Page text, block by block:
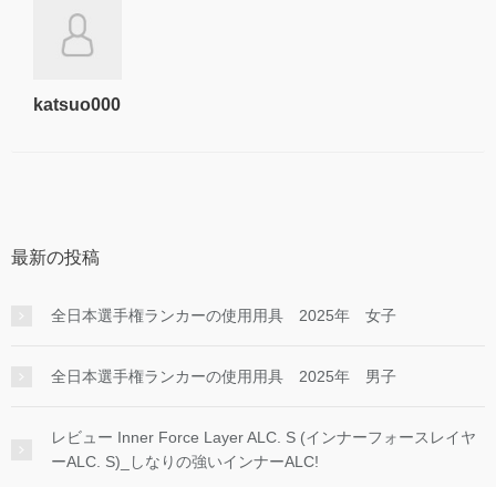
katsuo000
最新の投稿
全日本選手権ランカーの使用用具 2025年 女子
全日本選手権ランカーの使用用具 2025年 男子
レビュー Inner Force Layer ALC. S (インナーフォースレイヤ
ーALC. S)_しなりの強いインナーALC!